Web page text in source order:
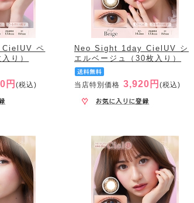
ペ
り）
円(税込)
Neo Sight 1day CielUV シ
エルベージュ（30枚入り）
当店特別価格 3,920円(税込)